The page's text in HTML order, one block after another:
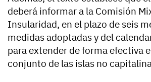
deberá informar a la Comisión
Insularidad, en el plazo de seis
medidas adoptadas y del
para extender de forma efectiva
conjunto de las islas no